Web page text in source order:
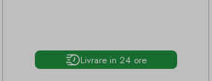
Livrare in 24 ore